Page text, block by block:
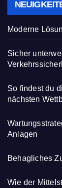
Moderne
Sicher
So findest du
nächsten
Anlagen
Behagliches
Wie der